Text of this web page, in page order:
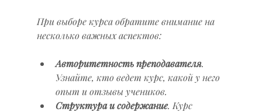
При выборе курса обратите внимание на
несколько важных аспектов:
Авторитетность преподавателя.
Узнайте, кто ведет курс, какой у него
опыт и отзывы учеников.
Структура и содержание. Курс